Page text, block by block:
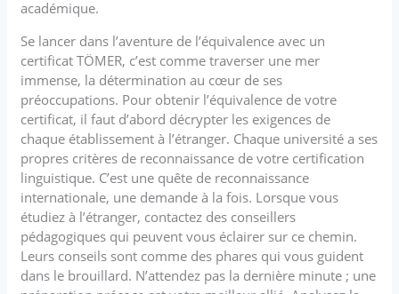
académique.
Se lancer dans l’aventure de l’équivalence avec un
certificat TÖMER, c’est comme traverser une mer
immense, la détermination au cœur de ses
préoccupations. Pour obtenir l’équivalence de votre
certificat, il faut d’abord décrypter les exigences de
chaque établissement à l’étranger. Chaque université a ses
propres critères de reconnaissance de votre certification
linguistique. C’est une quête de reconnaissance
internationale, une demande à la fois. Lorsque vous
étudiez à l’étranger, contactez des conseillers
pédagogiques qui peuvent vous éclairer sur ce chemin.
Leurs conseils sont comme des phares qui vous guident
dans le brouillard. N’attendez pas la dernière minute ; une